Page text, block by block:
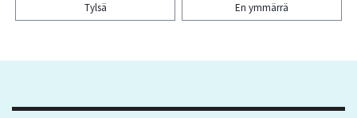
Tylsä En ymmärrä